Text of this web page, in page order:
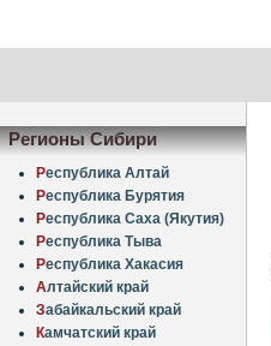
Регионы Сибири
Республика Алтай
Республика Бурятия
Республика Саха (Якутия)
Республика Тыва
Республика Хакасия
Алтайский край
Забайкальский край
Камчатский край